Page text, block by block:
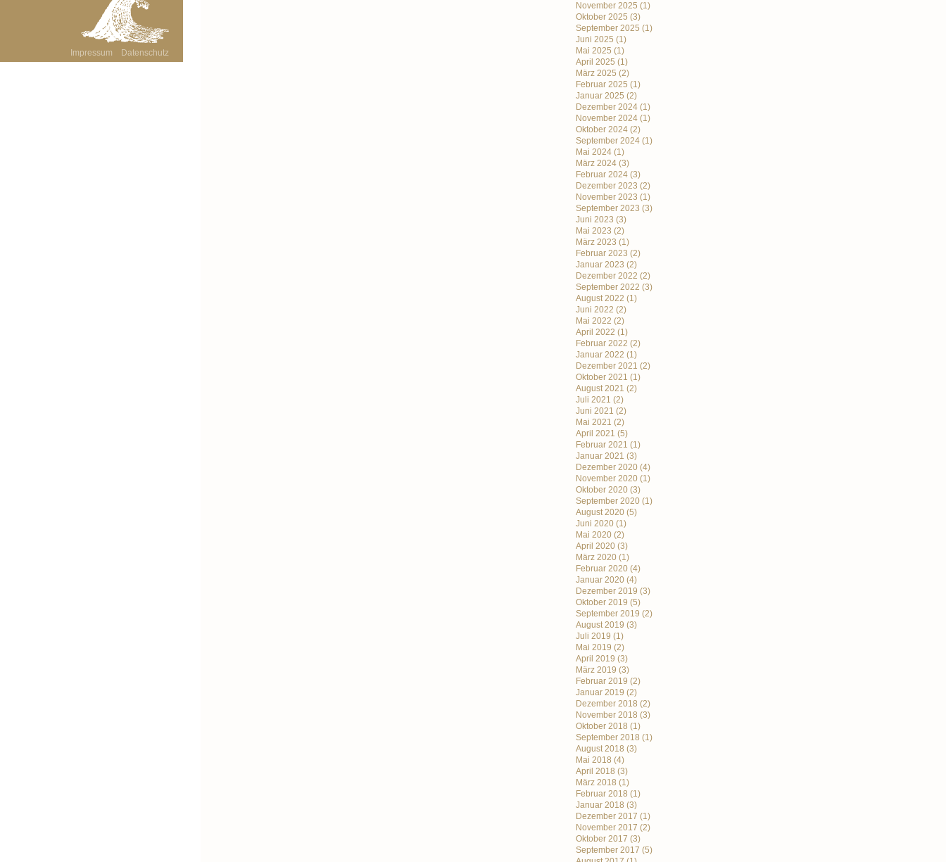
Impressum Datenschutz
November 2025 (1)
Oktober 2025 (3)
September 2025 (1)
Juni 2025 (1)
Mai 2025 (1)
April 2025 (1)
März 2025 (2)
Februar 2025 (1)
Januar 2025 (2)
Dezember 2024(1)
November 2024(1)
Oktober 2024(2)
September 2024(1)
Mai 2024(1)
März 2024(3)
Februar 2024(3)
Dezember 2023 (2)
November 2023 (1)
September 2023 (3)
Juni 2023 (3)
Mai 2023 (2)
März 2023 (1)
Februar 2023 (2)
Januar 2023 (2)
Dezember 2022 (2)
September 2022 (3)
August 2022 (1)
Juni 2022 (2)
Mai 2022 (2)
April 2022 (1)
Februar 2022 (2)
Januar 2022 (1)
Dezember 2021 (2)
Oktober 2021 (1)
August 2021 (2)
Juli 2021 (2)
Juni 2021 (2)
Mai 2021 (2)
April 2021 (5)
Februar 2021 (1)
Januar 2021 (3)
Dezember 2020(4)
November 2020(1)
Oktober 2020(3)
September 2020(1)
August 2020(5)
Juni 2020(1)
Mai 2020(2)
April 2020(3)
März 2020(1)
Februar 2020(4)
Januar 2020(4)
Dezember 2019 (3)
Oktober 2019 (5)
September 2019 (2)
August 2019 (3)
Juli 2019 (1)
Mai 2019 (2)
April 2019 (3)
März 2019 (3)
Februar 2019 (2)
Januar 2019 (2)
Dezember 2018 (2)
November 2018 (3)
Oktober 2018 (1)
September 2018 (1)
August 2018 (3)
Mai 2018 (4)
April 2018 (3)
März 2018 (1)
Februar 2018 (1)
Januar 2018 (3)
Dezember 2017 (1)
November 2017 (2)
Oktober 2017 (3)
September 2017 (5)